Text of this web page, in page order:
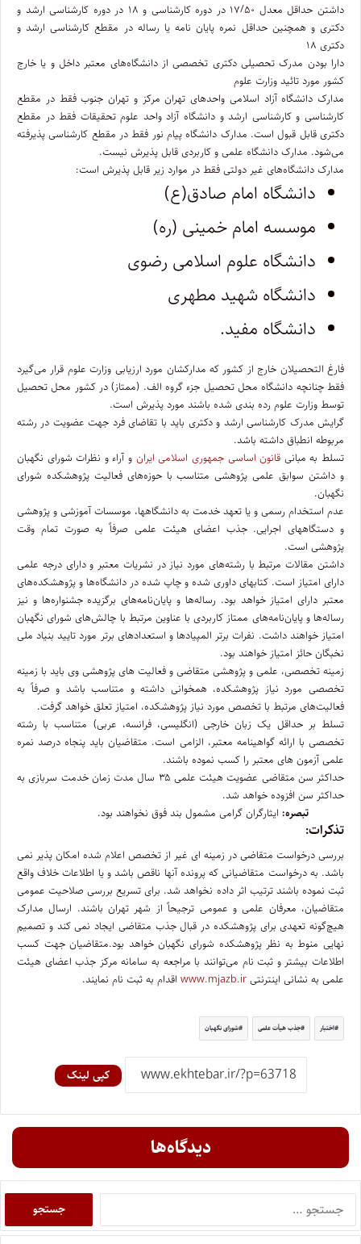
داشتن حداقل معدل ۱۷/۵۰ در دوره کارشناسی و ۱۸ در دوره کارشناسی ارشد و
دکتری و همچنین حداقل نمره پایان نامه یا رساله در مقطع کارشناسی ارشد و
دکتری ۱۸
دارا بودن مدرک تحصیلی دکتری تخصصی از دانشگاه‌های معتبر داخل و یا خارج
کشور مورد تائید وزارت علوم
مدارک دانشگاه آزاد اسلامی واحد‌های تهران مرکز و تهران جنوب فقط در مقطع
کارشناسی و کارشناسی ارشد و دانشگاه آزاد واحد علوم تحقیقات فقط در مقطع
دکتری قابل قبول است. مدارک دانشگاه پیام نور فقط در مقطع کارشناسی پذیرفته
می‌شود. مدارک دانشگاه علمی و کاربردی قابل پذیرش نیست.
مدارک دانشگاه‌های غیر دولتی فقط در موارد زیر قابل پذیرش است:
دانشگاه امام صادق(ع)
موسسه امام خمینی (ره)
دانشگاه علوم اسلامی رضوی
دانشگاه شهید مطهری
دانشگاه مفید.
فارغ التحصیلان خارج از کشور که مدارکشان مورد ارزیابی وزارت علوم قرار می‌گیرد
فقط چنانچه دانشگاه محل تحصیل جزء گروه الف. (ممتاز) در کشور محل تحصیل
توسط وزارت علوم رده بندی شده باشند مورد پذیرش است.
گرایش مدرک کارشناسی ارشد و دکتری باید با تقاضای فرد جهت عضویت در رشته
مربوطه انطباق داشته باشد.
تسلط به مبانی قانون اساسی جمهوری اسلامی ایران و آراء و نظرات شورای نگهبان
و داشتن سوابق علمی پژوهشی متناسب با حوزه‌های فعالیت پژوهشکده شورای
نگهبان.
عدم استخدام رسمی و یا تعهد خدمت به دانشگاهها، موسسات آموزشی و پژوهشی
و دستگاههای اجرایی. جذب اعضای هیئت علمی صرفاً به صورت تمام وقت
پژوهشی است.
داشتن مقالات مرتبط با رشته‌های مورد نیاز در نشریات معتبر و دارای درجه علمی
دارای امتیاز است. کتابهای داوری شده و چاپ شده در دانشگاه‌ها و پژوهشکده‌های
معتبر دارای امتیاز خواهد بود. رساله‌ها و پایان‌نامه‌های برگزیده جشنواره‌ها و نیز
رساله‌ها و پایان‌نامه‌های ممتاز کاربردی با عناوین مرتبط با چالش‌های شورای نگهبان
امتیاز خواهند داشت. نفرات برتر المپیادها و استعدادهای برتر مورد تایید بنیاد ملی
نخبگان حائز امتیاز خواهند بود.
زمینه تخصصی، علمی و پژوهشی متقاضی و فعالیت های پژوهشی وی باید با زمینه
تخصصی مورد نیاز پژوهشکده، همخوانی داشته و متناسب باشد و صرفاً به
فعالیت‌های مرتبط با تخصص مورد نیاز پژوهشکده، امتیاز تعلق خواهد گرفت.
تسلط بر حداقل یک زبان خارجی (انگلیسی، فرانسه، عربی) متناسب با رشته
تخصصی با ارائه گواهینامه معتبر، الزامی است. متقاضیان باید پنجاه درصد نمره
علمی آزمون های معتبر را کسب نموده باشند.
حداکثر سن متقاضی عضویت هیئت علمی ۳۵ سال مدت زمان خدمت سربازی به
حداکثر سن افزوده خواهد شد.
تبصره: ایثارگران گرامی مشمول بند فوق نخواهند بود.
تذکرات:
بررسی درخواست متقاضی در زمینه ای غیر از تخصص اعلام شده امکان پذیر نمی
باشد. به درخواست متقاضیانی که پرونده آنها ناقص باشد و یا اطلاعات خلاف واقع
ثبت نموده باشند ترتیب اثر داده نخواهد شد. برای تسریع بررسی صلاحیت عمومی
متقاضیان، معرفان علمی و عمومی ترجیحاً از شهر تهران باشند. ارسال مدارک
هیچ‌گونه تعهدی برای پژوهشکده در قبال جذب متقاضی ایجاد نمی کند و تصمیم
نهایی منوط به نظر پژوهشکده شورای نگهبان خواهد بود.متقاضیان جهت کسب
اطلاعات بیشتر و ثبت نام می‌توانند با مراجعه به سامانه مرکز جذب اعضای هیئت
علمی به نشانی اینترنتی www.mjazb.ir اقدام به ثبت نام نمایند.
اختبار جذب هیأت علمی شورای نگهبان
کپی لینک
دیدگاه‌ها